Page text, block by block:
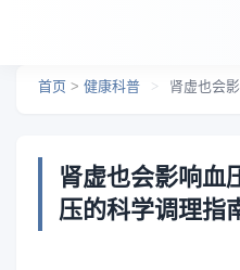
首页 > 健康科普 > 肾虚也会影响
肾虚也会影响血
压的科学调理指